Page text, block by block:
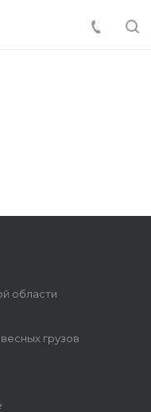
области
грузов